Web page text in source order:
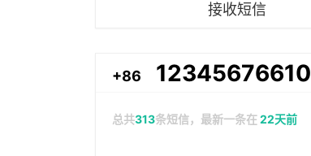
接收短信
+86 12345676610
总共313条短信，最新一条在22天前